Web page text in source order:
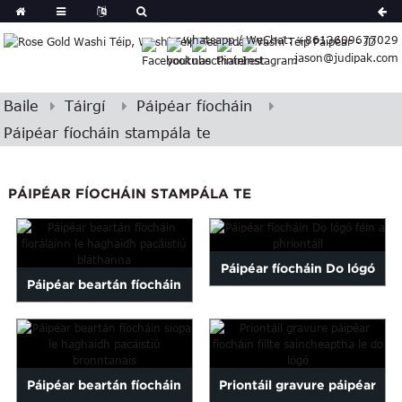
whatsapp / WeChat: +8613609677029
jason@judipak.com
Japanese
Czech
Lao
Bulgarian
Croatian
Finnish
Gujarati
Hebrew
Igbo
Khmer
Baile Táirgí
Páipéar fíocháin
Páipéar fíocháin stampála te
PÁIPÉAR FÍOCHÁIN STAMPÁLA TE
Páipéar beartán fíocháin
fíorálainn le haghaidh
pacáiste bláthanna...
Páipéar fíocháin Do lógó
Páipéar beartán fíocháin Priontáil gravure páipéar